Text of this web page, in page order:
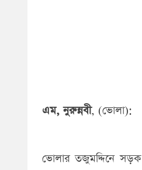
এম, নুরুন্নবী, (ভোলা):
ভোলার তজুমদ্দিনে সড়ক